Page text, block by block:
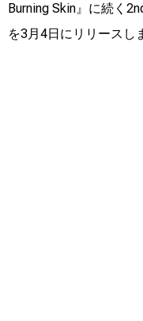
Burning Skin』に続く
を3月4日にリリースし